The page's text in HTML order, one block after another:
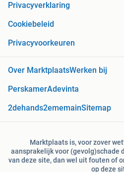
Privacyverklaring
Cookiebeleid
Privacyvoorkeuren
Over MarktplaatsWerken bij
PerskamerAdevinta
2dehands2ememainSitemap
Marktplaats is, voor zover
aansprakelijk voor (gevolg)schade
van deze site, dan wel uit fouten of
op deze